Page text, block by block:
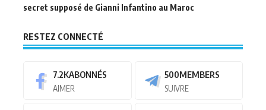
secret supposé de Gianni Infantino au Maroc
RESTEZ CONNECTÉ
7.2KABONNÉS
AIMER
500MEMBERS
SUIVRE